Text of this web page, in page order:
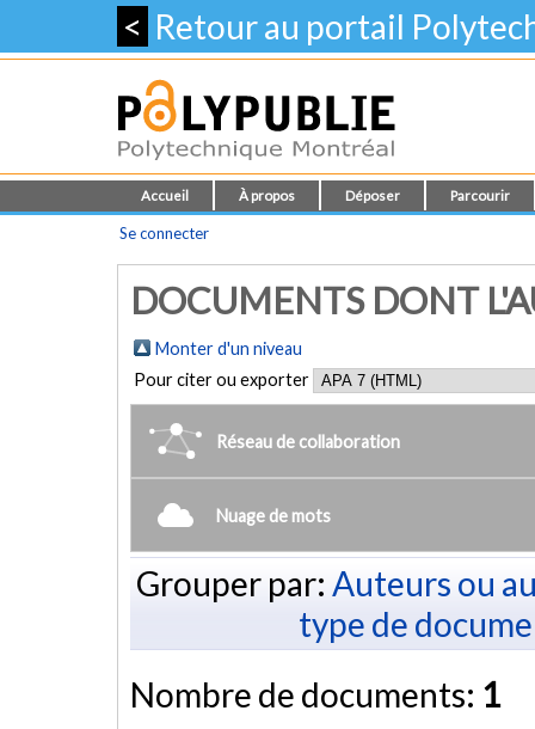
< Retour au portail
Accueil À propos Déposer Parcourir
Se connecter
DOCUMENTS DONT
Monter d'un niveau
Pour citer ou exporter
Réseau de collaboration
Nuage de mots
Grouper par: Auteurs ou
type de
Nombre de documents: 1